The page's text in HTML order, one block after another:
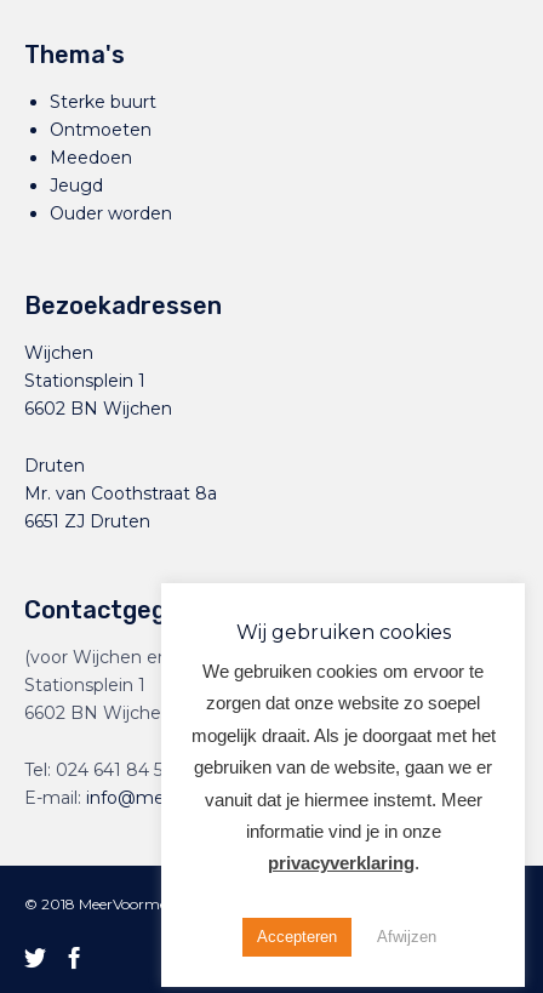
Thema's
Sterke buurt
Ontmoeten
Meedoen
Jeugd
Ouder worden
Bezoekadressen
Wijchen
Stationsplein 1
6602 BN Wijchen
Druten
Mr. van Coothstraat 8a
6651 ZJ Druten
Contactgegevens
(voor Wijchen en Druten)
Stationsplein 1
6602 BN Wijchen
Tel: 024 641 84 59
E-mail: info@meervoormekaar.nl
© 2018 MeerVoormekaar |
Wij gebruiken cookies
We gebruiken cookies om ervoor te
zorgen dat onze website zo soepel
mogelijk draait. Als je doorgaat met het
gebruiken van de website, gaan we er
vanuit dat je hiermee instemt. Meer
informatie vind je in onze
privacyverklaring.
Accepteren Afwijzen